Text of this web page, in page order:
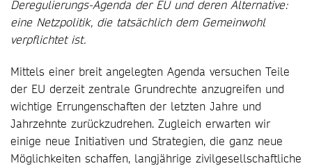
Deregulierungs-Agenda der EU und deren Alternative:
eine Netzpolitik, die tatsächlich dem Gemeinwohl
verpflichtet ist.
Mittels einer breit angelegten Agenda versuchen Teile
der EU derzeit zentrale Grundrechte anzugreifen und
wichtige Errungenschaften der letzten Jahre und
Jahrzehnte zurückzudrehen. Zugleich erwarten wir
einige neue Initiativen und Strategien, die ganz neue
Möglichkeiten schaffen, langjährige zivilgesellschaftliche